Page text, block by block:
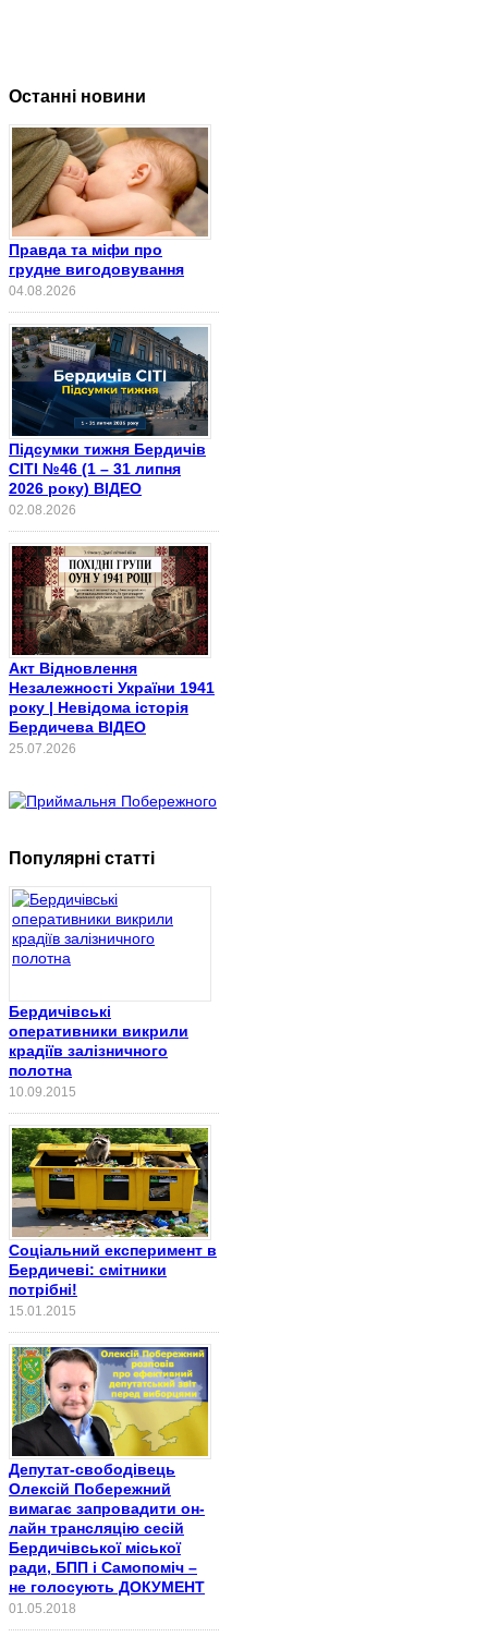
Останні новини
Правда та міфи про
грудне вигодовування
04.08.2026
Підсумки тижня Бердичів
СІТІ №46 (1 – 31 липня
2026 року) ВІДЕО
02.08.2026
Акт Відновлення
Незалежності України 1941
року | Невідома історія
Бердичева ВІДЕО
25.07.2026
Популярні статті
Бердичівські
оперативники викрили
крадіїв залізничного
полотна
10.09.2015
Соціальний експеримент в
Бердичеві: смітники
потрібні!
15.01.2015
Депутат-свободівець
Олексій Побережний
вимагає запровадити он-
лайн трансляцію сесій
Бердичівської міської
ради, БПП і Самопоміч –
не голосують ДОКУМЕНТ
01.05.2018